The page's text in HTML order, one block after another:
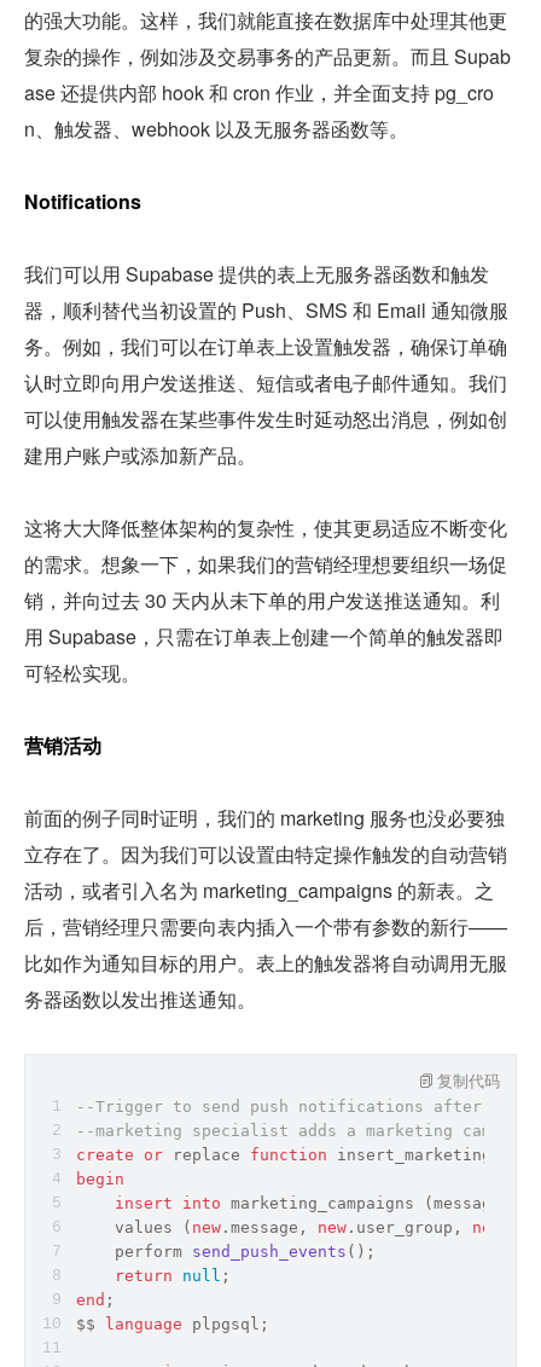
的强大功能。这样，我们就能直接在数据库中处理其他更
复杂的操作，例如涉及交易事务的产品更新。而且 Supab
ase 还提供内部 hook 和 cron 作业，并全面支持 pg_cro
n、触发器、webhook 以及无服务器函数等。
Notifications
我们可以用 Supabase 提供的表上无服务器函数和触发
器，顺利替代当初设置的 Push、SMS 和 Email 通知微服
务。例如，我们可以在订单表上设置触发器，确保订单确
认时立即向用户发送推送、短信或者电子邮件通知。我们
可以使用触发器在某些事件发生时延动怒出消息，例如创
建用户账户或添加新产品。
这将大大降低整体架构的复杂性，使其更易适应不断变化
的需求。想象一下，如果我们的营销经理想要组织一场促
销，并向过去 30 天内从未下单的用户发送推送通知。利
用 Supabase，只需在订单表上创建一个简单的触发器即
可轻松实现。
营销活动
前面的例子同时证明，我们的 marketing 服务也没必要独
立存在了。因为我们可以设置由特定操作触发的自动营销
活动，或者引入名为 marketing_campaigns 的新表。之
后，营销经理只需要向表内插入一个带有参数的新行——
比如作为通知目标的用户。表上的触发器将自动调用无服
务器函数以发出推送通知。
--Trigger to send push notifications after the
--marketing specialist adds a marketing
create
or replace function
begin
insert
into marketing_campaigns (message,
    values (
new .message, new .user_group, new
perform send_push_events ( ) ;
return
null ;
end ;
$$
language plpgsql;
复制代码